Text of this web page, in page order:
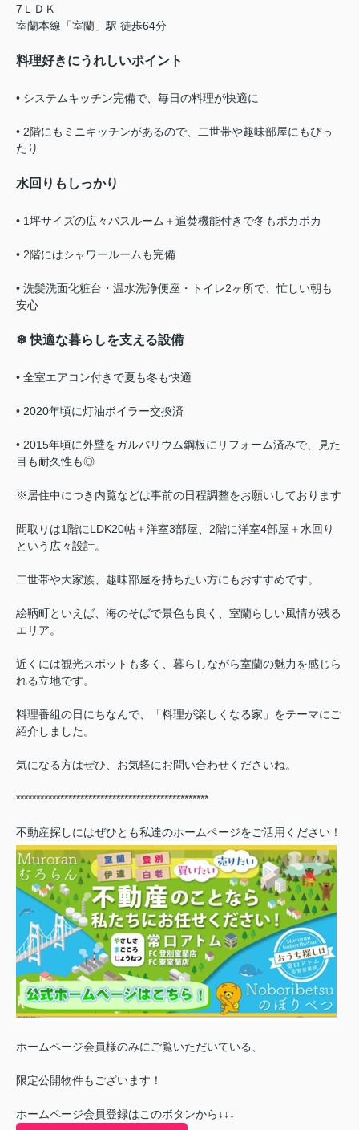
7ＬＤＫ
室蘭本線「室蘭」駅 徒歩64分
料理好きにうれしいポイント
• システムキッチン完備で、毎日の料理が快適に
• 2階にもミニキッチンがあるので、二世帯や趣味部屋にもぴっ
たり
水回りもしっかり
• 1坪サイズの広々バスルーム＋追焚機能付きで冬もポカポカ
• 2階にはシャワールームも完備
• 洗髪洗面化粧台・温水洗浄便座・トイレ2ヶ所で、忙しい朝も
安心
❄ 快適な暮らしを支える設備
• 全室エアコン付きで夏も冬も快適
• 2020年頃に灯油ボイラー交換済
• 2015年頃に外壁をガルバリウム鋼板にリフォーム済みで、見た
目も耐久性も◎
※居住中につき内覧などは事前の日程調整をお願いしております
間取りは1階にLDK20帖＋洋室3部屋、2階に洋室4部屋＋水回り
という広々設計。
二世帯や大家族、趣味部屋を持ちたい方にもおすすめです。
絵鞆町といえば、海のそばで景色も良く、室蘭らしい風情が残る
エリア。
近くには観光スポットも多く、暮らしながら室蘭の魅力を感じら
れる立地です。
料理番組の日にちなんで、「料理が楽しくなる家」をテーマにご
紹介しました。
気になる方はぜひ、お気軽にお問い合わせくださいね。
************************************************
不動産探しにはぜひとも私達のホームページをご活用ください！
ホームページ会員様のみにご覧いただいている、
限定公開物件もございます！
ホームページ会員登録はこのボタンから↓↓↓